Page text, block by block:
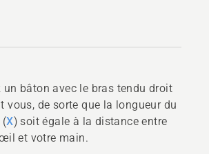
un bâton avec le bras tendu droit
vous, de sorte que la longueur du
(X) soit égale à la distance entre
et votre main.